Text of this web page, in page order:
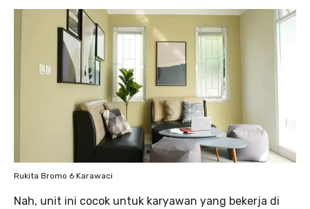
Rukita Bromo 6 Karawaci
Nah, unit ini cocok untuk karyawan yang bekerja di